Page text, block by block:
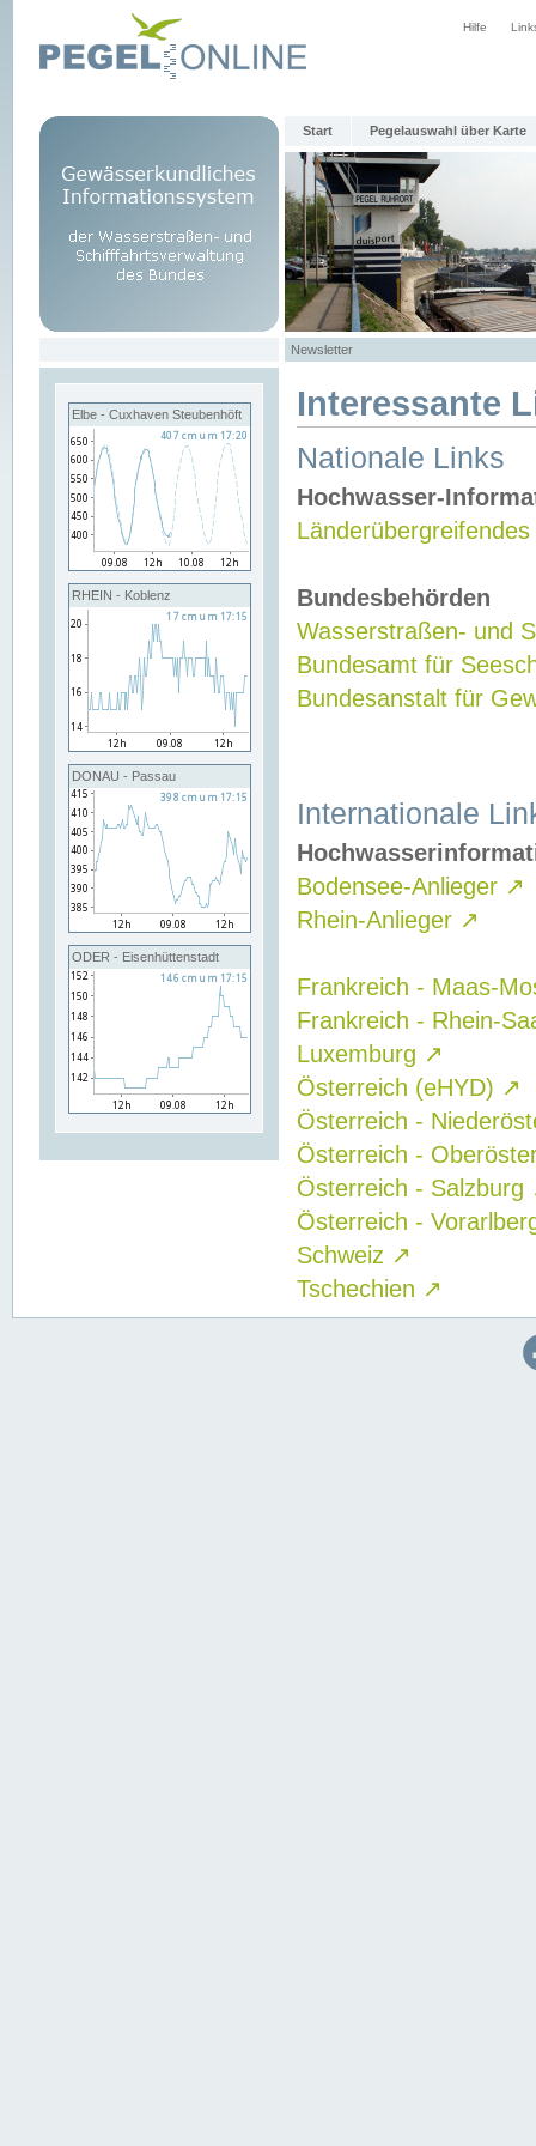
Hilfe
Start Pegelauswahl über Karte
Newsletter
Elbe - Cuxhaven Steubenhöft
RHEIN - Koblenz
DONAU - Passau
ODER - Eisenhüttenstadt
Interessante
Nationale Links
Hochwasser-
Bundesbehörden
Wasserstraßen- und
Bundesamt für
Bundesanstalt für
Internationale
Bodensee-Anlieger ↗
Rhein-Anlieger ↗
Frankreich - Maas-
Frankreich - Rhein-
Luxemburg ↗
Österreich (eHYD) ↗
Österreich -
Österreich -
Österreich - Salzburg
Österreich -
Schweiz ↗
Tschechien ↗